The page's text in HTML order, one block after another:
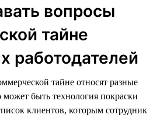
вопросы
тайне
работодателей
тайне относят разные
быть технология покраски
клиентов, которым сотрудник